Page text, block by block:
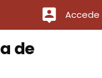
Accede
de